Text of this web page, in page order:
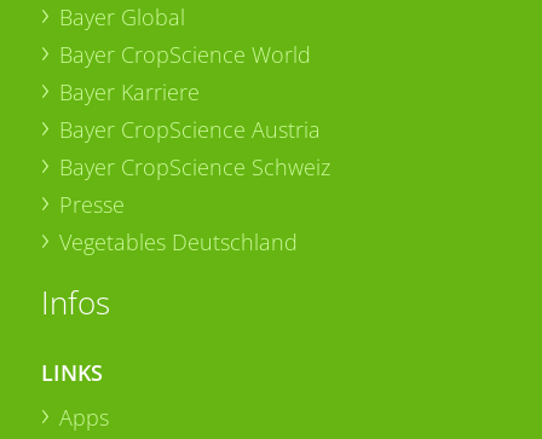
Bayer Global
Bayer CropScience World
Bayer Karriere
Bayer CropScience Austria
Bayer CropScience Schweiz
Presse
Vegetables Deutschland
Infos
LINKS
Apps